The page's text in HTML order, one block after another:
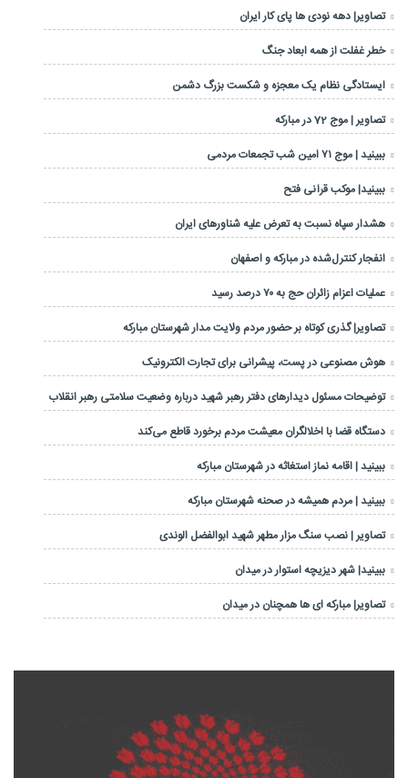
تصاویر| دهه نودی ها پای کار ایران
خطر غفلت از همه ابعاد جنگ
ایستادگی نظام یک معجزه و شکست بزرگ دشمن
تصاویر | موج 72 در مبارکه
ببینید | موج ۷۱ امین شب تجمعات مردمی
ببینید| موکب قرآنی فتح
هشدار سپاه نسبت به تعرض علیه شناورهای ایران
انفجار کنترل‌شده در مبارکه و اصفهان
عملیات اعزام زائران حج به ۷۰ درصد رسید
تصاویر| گذری کوتاه بر حضور مردم ولایت مدار شهرستان مبارکه
هوش مصنوعی در پست، پیشرانی برای تجارت الکترونیک
توضیحات مسئول دیدارهای دفتر رهبر شهید درباره وضعیت سلامتی رهبر انقلاب
دستگاه قضا با اخلالگران معیشت مردم برخورد قاطع می‌کند
ببینید | اقامه نماز استغاثه در شهرستان مبارکه
ببینید | مردم همیشه در صحنه شهرستان مبارکه
تصاویر | نصب سنگ مزار مطهر شهید ابوالفضل الوندی
ببینید| شهر دیزیچه استوار در میدان
تصاویر| مبارکه ای ها همچنان در میدان